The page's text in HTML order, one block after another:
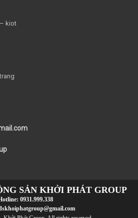
kiot
SẢN KHỞI PHÁT GROUP
0931.999.338